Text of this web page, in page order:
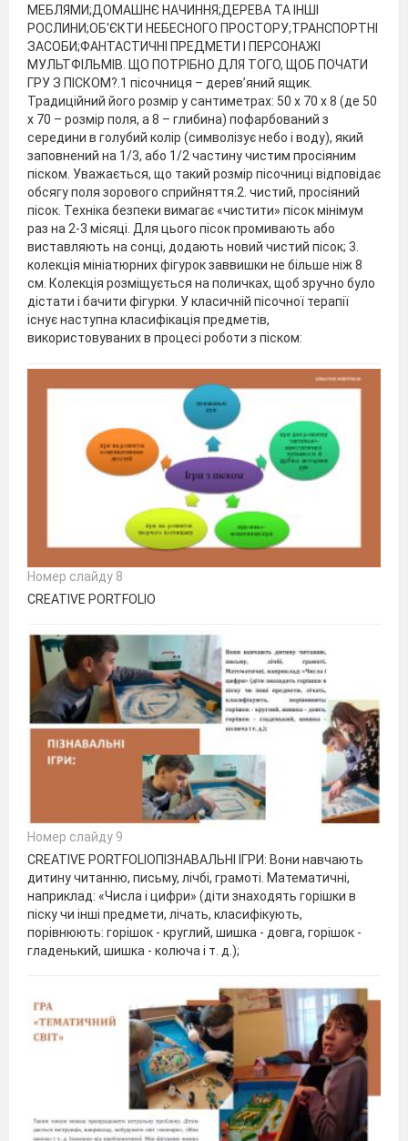
МЕБЛЯМИ;ДОМАШНЄ НАЧИННЯ;ДЕРЕВА ТА ІНШІ
РОСЛИНИ;ОБ'ЄКТИ НЕБЕСНОГО ПРОСТОРУ;ТРАНСПОРТНІ
ЗАСОБИ;ФАНТАСТИЧНІ ПРЕДМЕТИ І ПЕРСОНАЖІ
МУЛЬТФІЛЬМІВ. ЩО ПОТРІБНО ДЛЯ ТОГО, ЩОБ ПОЧАТИ
ГРУ З ПІСКОМ?.1 пісочниця – дерев’яний ящик.
Традиційний його розмір у сантиметрах: 50 х 70 х 8 (де 50
х 70 – розмір поля, а 8 – глибина) пофарбований з
середини в голубий колір (символізує небо і воду), який
заповнений на 1/3, або 1/2 частину чистим просіяним
піском. Уважається, що такий розмір пісочниці відповідає
обсягу поля зорового сприйняття.2. чистий, просіяний
пісок. Техніка безпеки вимагає «чистити» пісок мінімум
раз на 2-3 місяці. Для цього пісок промивають або
виставляють на сонці, додають новий чистий пісок; 3.
колекція мініатюрних фігурок заввишки не більше ніж 8
см. Колекція розміщується на поличках, щоб зручно було
дістати і бачити фігурки. У класичній пісочної терапії
існує наступна класифікація предметів,
використовуваних в процесі роботи з піском:
Номер слайду 8
CREATIVE PORTFOLIO
Номер слайду 9
CREATIVE PORTFOLIOПІЗНАВАЛЬНІ ІГРИ: Вони навчають
дитину читанню, письму, лічбі, грамоті. Математичні,
наприклад: «Числа і цифри» (діти знаходять горішки в
піску чи інші предмети, лічать, класифікують,
порівнюють: горішок - круглий, шишка - довга, горішок -
гладенький, шишка - колюча і т. д.);